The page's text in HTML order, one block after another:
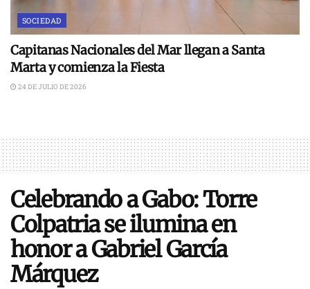
SOCIEDAD
Capitanas Nacionales del Mar llegan a Santa
Marta y comienza la Fiesta
24 DE JULIO DE 2026
Celebrando a Gabo: Torre
Colpatria se ilumina en
honor a Gabriel García
Márquez